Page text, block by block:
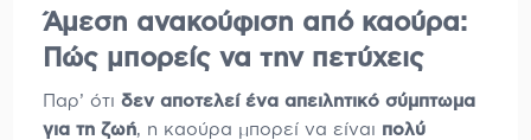
Άμεση ανακούφιση από καούρα:
Πώς μπορείς να την πετύχεις
Παρ’ ότιδεν αποτελεί ένα απειλητικό σύμπτωμα
για τη ζωή, η καούρα μπορεί να είναι πολύ